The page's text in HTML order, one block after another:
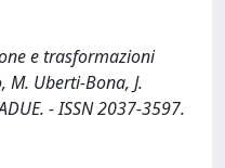
e trasformazioni
M. Uberti-Bona, J.
- ISSN 2037-3597.